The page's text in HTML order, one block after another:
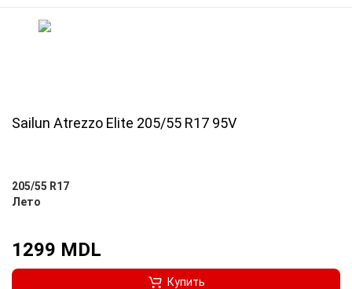
Sailun Atrezzo Elite 205/55 R17 95V
205/55 R17
Лето
1299 MDL
Купить